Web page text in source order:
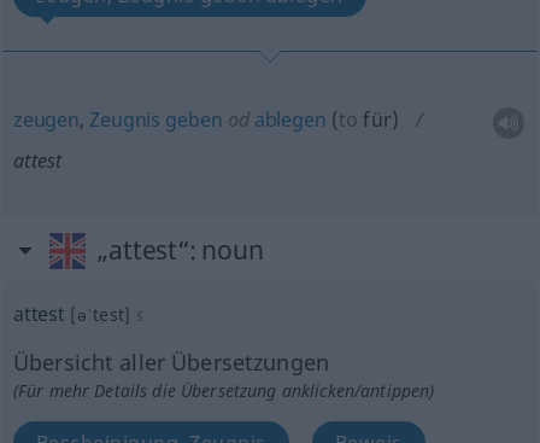
zeugen, Zeugnis geben odablegen (to für)
attest
„attest“: noun
attest [əˈtest] s
Übersicht aller Übersetzungen
(Für mehr Details die Übersetzung anklicken/antippen)